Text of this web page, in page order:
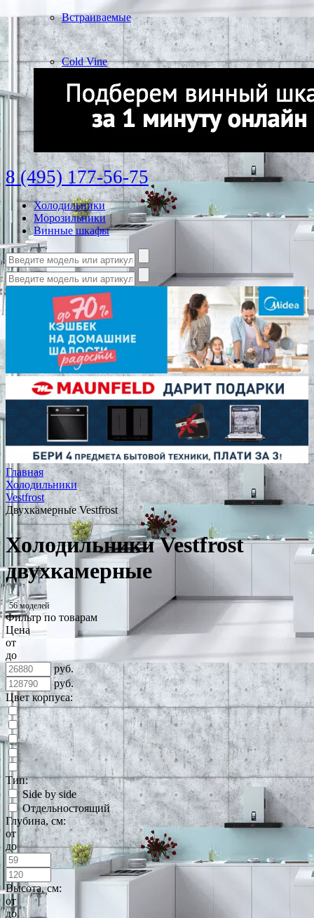
Встраиваемые
Cold Vine
8 (495) 177-56-75
Холодильники
Морозильники
Винные шкафы
Главная
Холодильники
Vestfrost
Двухкамерные Vestfrost
Холодильники Vestfrost
двухкамерные
56 моделей
Фильтр по товарам
Цена
от
до
руб.
руб.
Цвет корпуса:
Тип:
Side by side
Отдельностоящий
Глубина, см:
от
до
Высота, см:
от
до